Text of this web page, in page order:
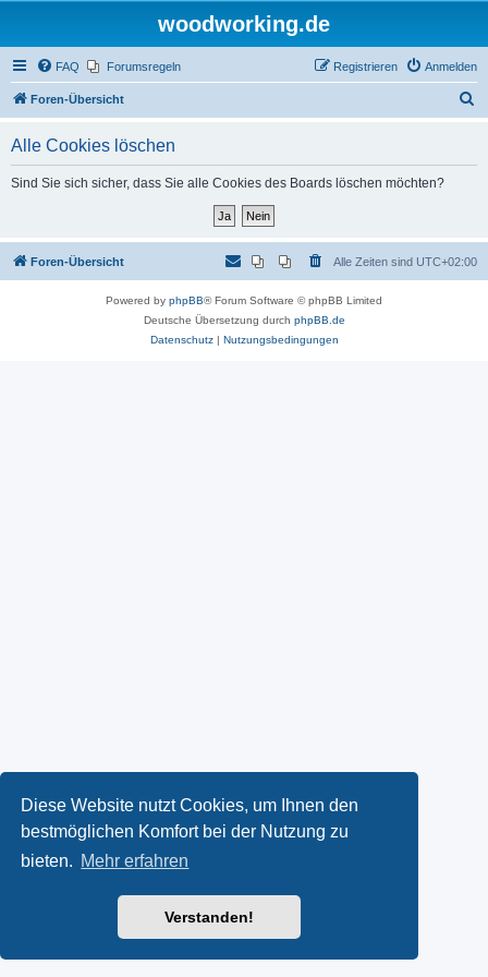
Diese Website nutzt Cookies, um Ihnen den
bestmöglichen Komfort bei der Nutzung zu
bieten. Mehr erfahren
Verstanden!
woodworking.de
FAQ Forumsregeln Anmelden
Registrieren
Foren-Übersicht
Alle Cookies löschen
Sind Sie sich sicher, dass Sie alle Cookies des Boards löschen möchten?
Foren-Übersicht Alle Zeiten sind UTC+02:00
Powered by phpBB® Forum Software © phpBB Limited
Deutsche Übersetzung durch phpBB.de
Datenschutz| Nutzungsbedingungen